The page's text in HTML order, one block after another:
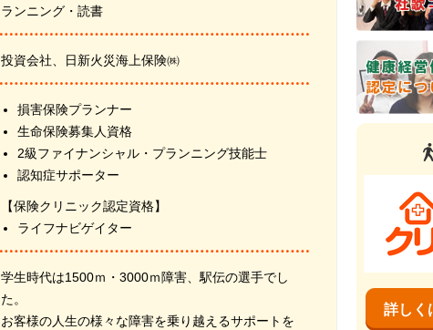
ランニング・読書
投資会社、日新火災海上保険㈱
損害保険プランナー
生命保険募集人資格
2級ファイナンシャル・プランニング技能士
認知症サポーター
【保険クリニック認定資格】
ライフナビゲイター
学生時代は1500ｍ・3000ｍ障害、駅伝の選手でし
た。
お客様の人生の様々な障害を乗り越えるサポートを
詳しく